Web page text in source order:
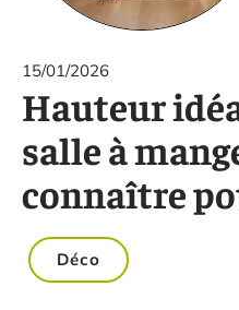
15/01/2026
Hauteur
salle à
connaître
Déco